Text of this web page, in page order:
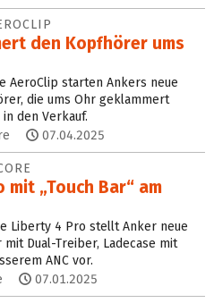
den Kopfhörer ums
AeroClip starten Ankers neue
die ums Ohr geklammert
den Verkauf.
07.04.2025
„Touch Bar“ am
Liberty 4 Pro stellt Anker neue
Dual-Treiber, Ladecase mit
ANC vor.
07.01.2025